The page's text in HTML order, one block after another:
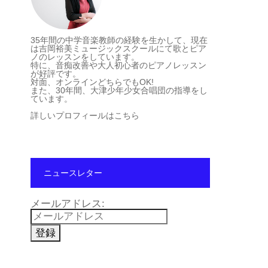
35年間の中学音楽教師の経験を生かして、現在
は吉岡裕美ミュージックスクールにて歌とピア
ノのレッスンをしています。
特に、音痴改善や大人初心者のピアノレッスン
が好評です。
対面、オンラインどちらでもOK!
また、30年間、大津少年少女合唱団の指導をし
ています。
詳しいプロフィールはこちら
ニュースレター
メールアドレス: